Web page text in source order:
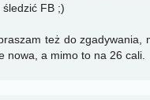
śledzić FB ;)
też do zgadywania,
nowa, a mimo to na 26 cali.